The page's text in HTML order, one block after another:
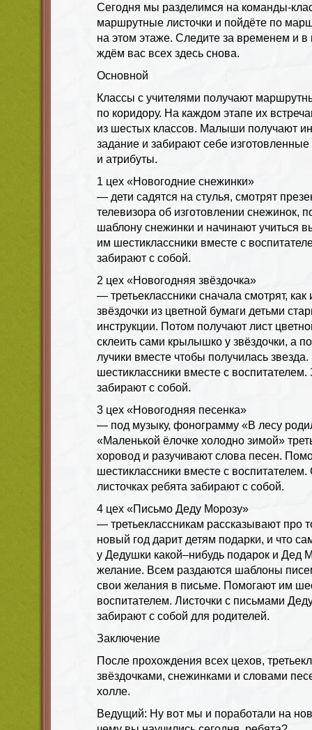
Сегодня мы разделимся на команды-
маршрутные листочки и пойдёте по
на этом этаже. Следите за временем и
ждём вас всех здесь снова.
Основной
Классы с учителями получают
по коридору. На каждом этапе их
из шестых классов. Малыши получают
задание и забирают себе
и атрибуты.
1 цех «Новогодние снежинки»
— дети садятся на стулья, смотрят
телевизора об изготовлении снежинок,
шаблону снежинки и начинают учиться
им шестиклассники вместе с
забирают с собой.
2 цех «Новогодняя звёздочка»
— третьеклассники сначала смотрят, как
звёздочки из цветной бумаги детьми
инструкции. Потом получают лист
склеить сами крылышко у звёздочки, а
лучики вместе чтобы получилась
шестиклассники вместе с воспитателем.
забирают с собой.
3 цех «Новогодняя песенка»
— под музыку, фонограмму «В лесу
«Маленькой ёлочке холодно зимой»
хоровод и разучивают слова песен.
шестиклассники вместе с
листочках ребята забирают с собой.
4 цех «Письмо Деду Морозу»
— третьеклассникам рассказывают про
новый год дарит детям подарки, и что
у Дедушки какой–нибудь подарок и Дед
желание. Всем раздаются шаблоны
свои желания в письме. Помогают им
воспитателем. Листочки с письмами
забирают с собой для родителей.
Заключение
После прохождения всех цехов,
звёздочками, снежинками и словами
холле.
Ведущий: Ну вот мы и поработали на